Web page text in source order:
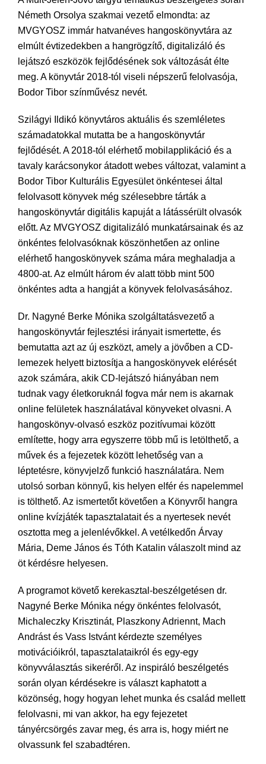
Németh Orsolya szakmai vezető elmondta: az
MVGYOSZ immár hatvanéves hangoskönyvtára az
elmúlt évtizedekben a hangrögzítő, digitalizáló és
lejátszó eszközök fejlődésének sok változását élte
meg. A könyvtár 2018-tól viseli népszerű felolvasója,
Bodor Tibor színművész nevét.
Szilágyi Ildikó könyvtáros aktuális és szemléletes
számadatokkal mutatta be a hangoskönyvtár
fejlődését. A 2018-tól elérhető mobilapplikáció és a
tavaly karácsonykor átadott webes változat, valamint a
Bodor Tibor Kulturális Egyesület önkéntesei által
felolvasott könyvek még szélesebbre tárták a
hangoskönyvtár digitális kapuját a látássérült olvasók
előtt. Az MVGYOSZ digitalizáló munkatársainak és az
önkéntes felolvasóknak köszönhetően az online
elérhető hangoskönyvek száma mára meghaladja a
4800-at. Az elmúlt három év alatt több mint 500
önkéntes adta a hangját a könyvek felolvasásához.
Dr. Nagyné Berke Mónika szolgáltatásvezető a
hangoskönyvtár fejlesztési irányait ismertette, és
bemutatta azt az új eszközt, amely a jövőben a CD-
lemezek helyett biztosítja a hangoskönyvek elérését
azok számára, akik CD-lejátszó hiányában nem
tudnak vagy életkoruknál fogva már nem is akarnak
online felületek használatával könyveket olvasni. A
hangoskönyv-olvasó eszköz pozitívumai között
említette, hogy arra egyszerre több mű is letölthető, a
művek és a fejezetek között lehetőség van a
léptetésre, könyvjelző funkció használatára. Nem
utolsó sorban könnyű, kis helyen elfér és napelemmel
is tölthető. Az ismertetőt követően a Könyvről hangra
online kvízjáték tapasztalatait és a nyertesek nevét
osztotta meg a jelenlévőkkel. A vetélkedőn Árvay
Mária, Deme János és Tóth Katalin válaszolt mind az
öt kérdésre helyesen.
A programot követő kerekasztal-beszélgetésen dr.
Nagyné Berke Mónika négy önkéntes felolvasót,
Michaleczky Krisztinát, Plaszkony Adriennt, Mach
Andrást és Vass Istvánt kérdezte személyes
motivációikról, tapasztalataikról és egy-egy
könyvválasztás sikeréről. Az inspiráló beszélgetés
során olyan kérdésekre is választ kaphatott a
közönség, hogy hogyan lehet munka és család mellett
felolvasni, mi van akkor, ha egy fejezetet
tányércsörgés zavar meg, és arra is, hogy miért ne
olvassunk fel szabadtéren.